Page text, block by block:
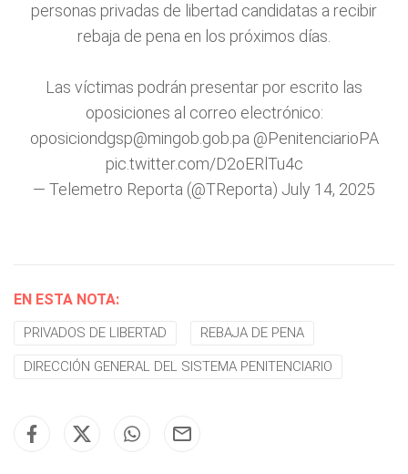
personas privadas de libertad candidatas a recibir
rebaja de pena en los próximos días.
Las víctimas podrán presentar por escrito las
oposiciones al correo electrónico:
oposiciondgsp@mingob.gob.pa @PenitenciarioPA
pic.twitter.com/D2oERlTu4c
— Telemetro Reporta (@TReporta) July 14, 2025
EN ESTA NOTA:
PRIVADOS DE LIBERTAD REBAJA DE PENA
DIRECCIÓN GENERAL DEL SISTEMA PENITENCIARIO